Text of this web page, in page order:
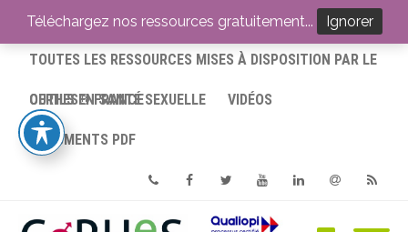
ACCUEIL
TOUTES LES RESSOURCES MISES À DISPOSITION PAR LE
CERHES® FRANCE
OUTILS EN SANTÉ SEXUELLE VIDÉOS
DOCUMENTS PDF
PhoneFacebookTwitterYoutube
Téléchargez nos ressources gratuitement... Ignorer